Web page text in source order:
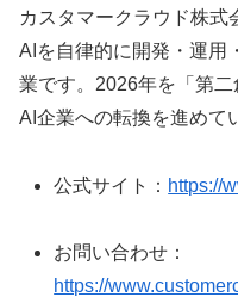
カスタマークラウド株式
AIを自律的に開発・運用
業です。2026年を「第
AI企業への転換を進めて
公式サイト： https://
お問い合わせ：
https://